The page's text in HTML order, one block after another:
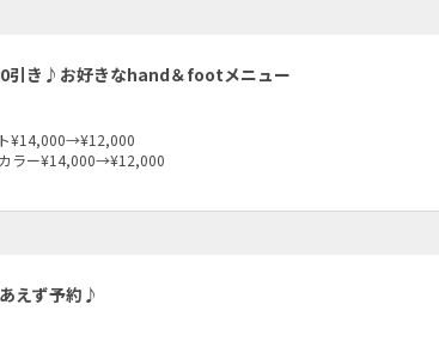
引き♪お好きなhand＆footメニュー
¥14,000→¥12,000
ラー¥14,000→¥12,000
えず予約♪